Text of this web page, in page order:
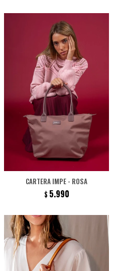
CARTERA IMPE - ROSA
$ 5.990